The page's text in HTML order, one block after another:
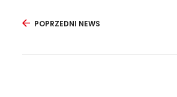
POPRZEDNI NEWS